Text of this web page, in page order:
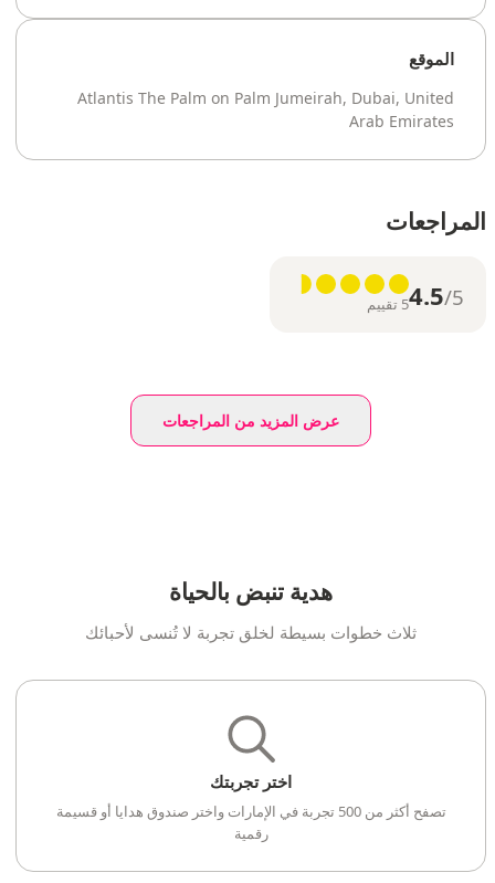
الموقع
Atlantis The Palm on Palm Jumeirah, Dubai, United
Arab Emirates
المراجعات
4.5/5 5 تقييم
عرض المزيد من المراجعات
هدية تنبض بالحياة
ثلاث خطوات بسيطة لخلق تجربة لا تُنسى لأحبائك
اختر تجربتك
تصفح أكثر من 500 تجربة في الإمارات واختر صندوق هدايا أو قسيمة
رقمية